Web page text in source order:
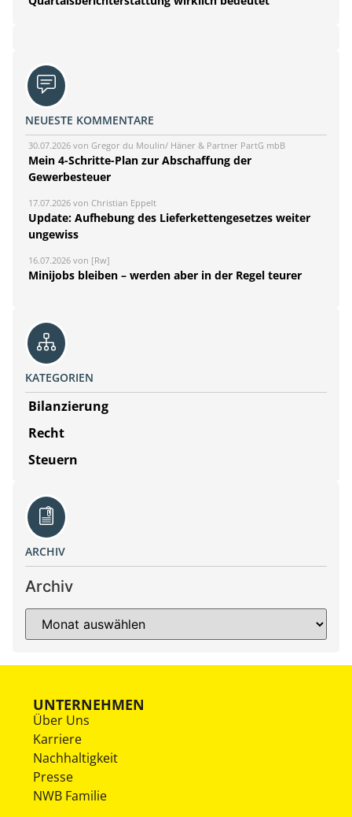
NEUESTE KOMMENTARE
30.07.2026 von Gregor du Moulin/ Häner & Partner PartG mbB
Mein 4-Schritte-Plan zur Abschaffung der
Gewerbesteuer
17.07.2026 von Christian Eppelt
Update: Aufhebung des Lieferkettengesetzes weiter
ungewiss
16.07.2026 von [Rw]
Minijobs bleiben – werden aber in der Regel teurer
KATEGORIEN
Bilanzierung
Recht
Steuern
ARCHIV
Archiv
UNTERNEHMEN
Über Uns
Karriere
Nachhaltigkeit
Presse
NWB Familie